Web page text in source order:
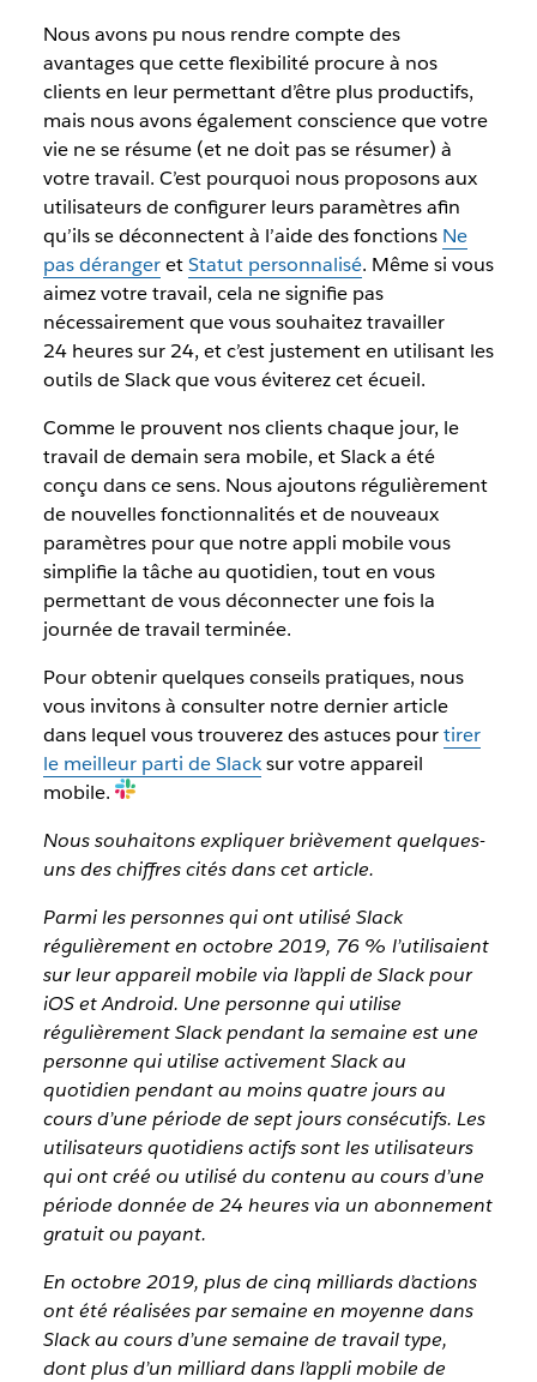
Nous avons pu nous rendre compte des
avantages que cette flexibilité procure à nos
clients en leur permettant d’être plus productifs,
mais nous avons également conscience que votre
vie ne se résume (et ne doit pas se résumer) à
votre travail. C’est pourquoi nous proposons aux
utilisateurs de configurer leurs paramètres afin
qu’ils se déconnectent à l’aide des fonctions Ne
pas dérangeretStatut personnalisé. Même si vous
aimez votre travail, cela ne signifie pas
nécessairement que vous souhaitez travailler
24 heures sur 24, et c’est justement en utilisant les
outils de Slack que vous éviterez cet écueil.
Comme le prouvent nos clients chaque jour, le
travail de demain sera mobile, et Slack a été
conçu dans ce sens. Nous ajoutons régulièrement
de nouvelles fonctionnalités et de nouveaux
paramètres pour que notre appli mobile vous
simplifie la tâche au quotidien, tout en vous
permettant de vous déconnecter une fois la
journée de travail terminée.
Pour obtenir quelques conseils pratiques, nous
vous invitons à consulter notre dernier article
dans lequel vous trouverez des astuces pourtirer
le meilleur parti de Slacksur votre appareil
mobile.
Nous souhaitons expliquer brièvement quelques-
uns des chiffres cités dans cet article.
Parmi les personnes qui ont utilisé Slack
régulièrement en octobre 2019, 76 % l’utilisaient
sur leur appareil mobile via l’appli de Slack pour
iOS et Android. Une personne qui utilise
régulièrement Slack pendant la semaine est une
personne qui utilise activement Slack au
quotidien pendant au moins quatre jours au
cours d’une période de sept jours consécutifs. Les
utilisateurs quotidiens actifs sont les utilisateurs
qui ont créé ou utilisé du contenu au cours d’une
période donnée de 24 heures via un abonnement
gratuit ou payant.
En octobre 2019, plus de cinq milliards d’actions
ont été réalisées par semaine en moyenne dans
Slack au cours d’une semaine de travail type,
dont plus d’un milliard dans l’appli mobile de